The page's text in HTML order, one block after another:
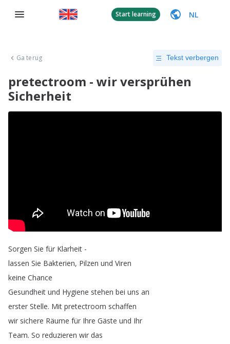
Start learning NL
Ga terug Tekst verbergen
pretectroom - wir versprühen
Sicherheit
Sorgen Sie für Klarheit -
lassen Sie Bakterien, Pilzen und Viren
keine Chance
Gesundheit und Hygiene stehen bei uns an
erster Stelle. Mit pretectroom schaffen
wir sichere Räume für Ihre Gäste und Ihr
Team. So reduzieren wir das